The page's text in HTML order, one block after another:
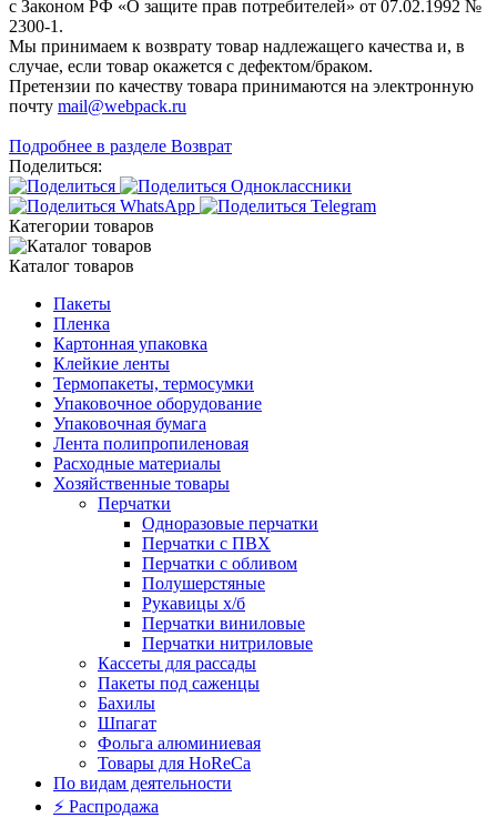
с Законом РФ «О защите прав потребителей» от 07.02.1992 №
2300-1.
Мы принимаем к возврату товар надлежащего качества и, в
случае, если товар окажется с дефектом/браком.
Претензии по качеству товара принимаются на электронную
почту mail@webpack.ru
Подробнее в разделе Возврат
Поделиться:
Категории товаров
Каталог товаров
Пакеты
Пленка
Картонная упаковка
Клейкие ленты
Термопакеты, термосумки
Упаковочное оборудование
Упаковочная бумага
Лента полипропиленовая
Расходные материалы
Хозяйственные товары
Перчатки
Одноразовые перчатки
Перчатки с ПВХ
Перчатки с обливом
Полушерстяные
Рукавицы х/б
Перчатки виниловые
Перчатки нитриловые
Кассеты для рассады
Пакеты под саженцы
Бахилы
Шпагат
Фольга алюминиевая
Товары для HoReCa
По видам деятельности
⚡️ Распродажа